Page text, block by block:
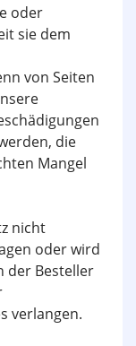
oder
sie dem
von Seiten
die
Mangel
nicht
oder wird
der Besteller
verlangen.